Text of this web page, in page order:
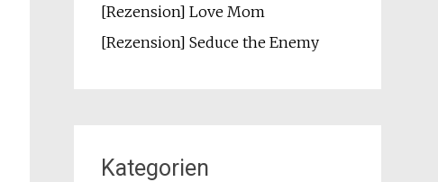
[Rezension] Love Mom
[Rezension] Seduce the Enemy
Kategorien